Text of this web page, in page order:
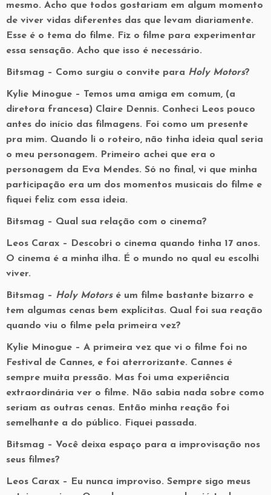
mesmo. Acho que todos gostariam em algum momento
de viver vidas diferentes das que levam diariamente.
Esse é o tema do filme. Fiz o filme para experimentar
essa sensação. Acho que isso é necessário.
Bitsmag – Como surgiu o convite para Holy Motors?
Kylie Minogue – Temos uma amiga em comum, (a
diretora francesa) Claire Dennis. Conheci Leos pouco
antes do início das filmagens. Foi como um presente
pra mim. Quando li o roteiro, não tinha ideia qual seria
o meu personagem. Primeiro achei que era o
personagem da Eva Mendes. Só no final, vi que minha
participação era um dos momentos musicais do filme e
fiquei feliz com essa ideia.
Bitsmag – Qual sua relação com o cinema?
Leos Carax – Descobri o cinema quando tinha 17 anos.
O cinema é a minha ilha. É o mundo no qual eu escolhi
viver.
Bitsmag – Holy Motorsé um filme bastante bizarro e
tem algumas cenas bem explícitas. Qual foi sua reação
quando viu o filme pela primeira vez?
Kylie Minogue – A primeira vez que vi o filme foi no
Festival de Cannes, e foi aterrorizante. Cannes é
sempre muita pressão. Mas foi uma experiência
extraordinária ver o filme. Não sabia nada sobre como
seriam as outras cenas. Então minha reação foi
semelhante a do público. Fiquei passada.
Bitsmag – Você deixa espaço para a improvisação nos
seus filmes?
Leos Carax – Eu nunca improviso. Sempre sigo meus